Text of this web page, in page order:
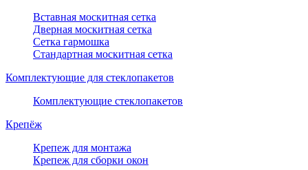
Вставная москитная сетка
Дверная москитная сетка
Сетка гармошка
Стандартная москитная сетка
Комплектующие для стеклопакетов
Комплектующие стеклопакетов
Крепёж
Крепеж для монтажа
Крепеж для сборки окон